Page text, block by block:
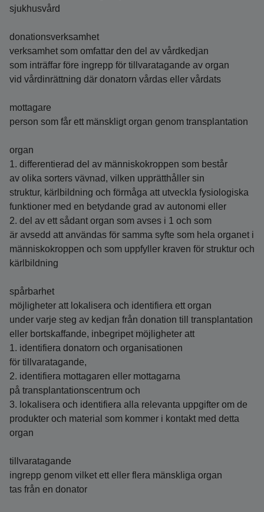
sjukhusvård
donationsverksamhet
verksamhet som omfattar den del av vårdkedjan
som inträffar före ingrepp för tillvaratagande av organ
vid vårdinrättning där donatorn vårdas eller vårdats
mottagare
person som får ett mänskligt organ genom transplantation
organ
1. differentierad del av människokroppen som består
av olika sorters vävnad, vilken upprätthåller sin
struktur, kärlbildning och förmåga att utveckla fysiologiska
funktioner med en betydande grad av autonomi eller
2. del av ett sådant organ som avses i 1 och som
är avsedd att användas för samma syfte som hela organet i
människokroppen och som uppfyller kraven för struktur och
kärlbildning
spårbarhet
möjligheter att lokalisera och identifiera ett organ
under varje steg av kedjan från donation till transplantation
eller bortskaffande, inbegripet möjligheter att
1. identifiera donatorn och organisationen
för tillvaratagande,
2. identifiera mottagaren eller mottagarna
på transplantationscentrum och
3. lokalisera och identifiera alla relevanta uppgifter om de
produkter och material som kommer i kontakt med detta
organ
tillvaratagande
ingrepp genom vilket ett eller flera mänskliga organ
tas från en donator